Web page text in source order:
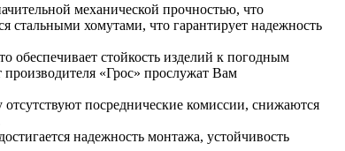
механической прочностью, что
стальными хомутами, что гарантирует надежность
стойкость изделий к погодным
«Грос» прослужат Вам
посреднические комиссии, снижаются
надежность монтажа, устойчивость